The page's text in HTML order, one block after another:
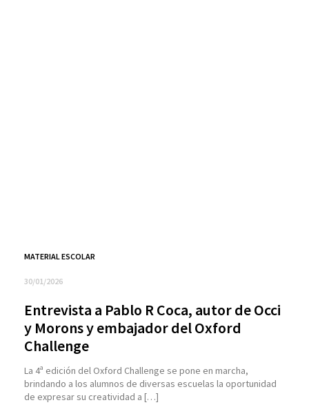
MATERIAL ESCOLAR
30/01/2026
Entrevista a Pablo R Coca, autor de Occi
y Morons y embajador del Oxford
Challenge
La 4ª edición del Oxford Challenge se pone en marcha,
brindando a los alumnos de diversas escuelas la oportunidad
de expresar su creatividad a […]